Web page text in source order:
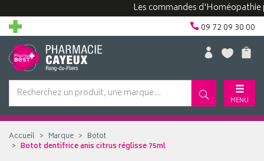
Les commandes d'Homéopathie
09 72 09 30 00
MENU
Accueil Marque
Botot
Botot dentifrice anis citrus réglisse 75ml